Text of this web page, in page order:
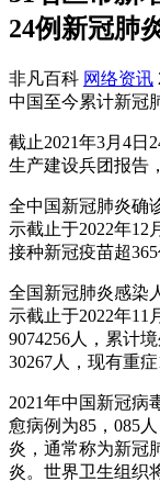
24例新冠肺
非凡百科 网络资讯
中国至今累计新冠
截止2021年3月4日
生产建设兵团报告
全中国新冠肺炎确
示截止于2022年12
接种新冠疫苗超365
全国新冠肺炎感染
示截止于2022年11
9074256人，累计
30267人，现有重症
2021年中国新冠病
愈病例为85，085
炎，通常称为新冠
炎。世界卫生组织